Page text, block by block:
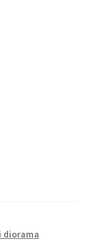
diorama